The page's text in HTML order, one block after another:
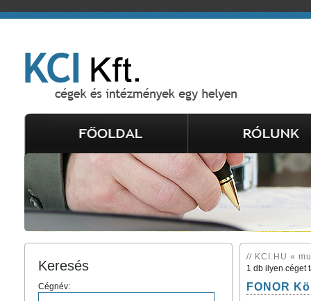
Keresés
Cégnév:
// KCI.HU «
1 db ilyen céget
FONOR